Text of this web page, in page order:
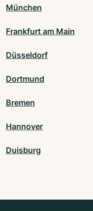
München
Frankfurt am Main
Düsseldorf
Dortmund
Bremen
Hannover
Duisburg